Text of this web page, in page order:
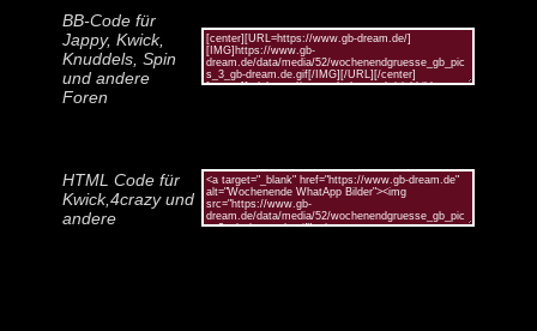
BB-Code für
Jappy, Kwick,
Knuddels, Spin
und andere
Foren
HTML Code für
Kwick,4crazy und
andere